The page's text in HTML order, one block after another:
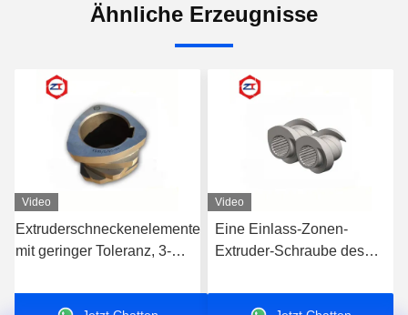
Ähnliche Erzeugnisse
Video
Eine Einlass-Zonen-
Extruder-Schraube des
Maschine zerteilt 62.4mm
Video
Umgekehrter Knetblock
Extruderschneckenelemente
intensivem Scherdesign